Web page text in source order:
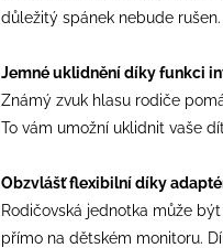
důležitý spánek nebude rušen.
Jemné uklidnění díky funkci
Známý zvuk hlasu rodiče
To vám umožní uklidnit vaše
Obzvlášť flexibilní díky
Rodičovská jednotka může
přímo na dětském monitoru.